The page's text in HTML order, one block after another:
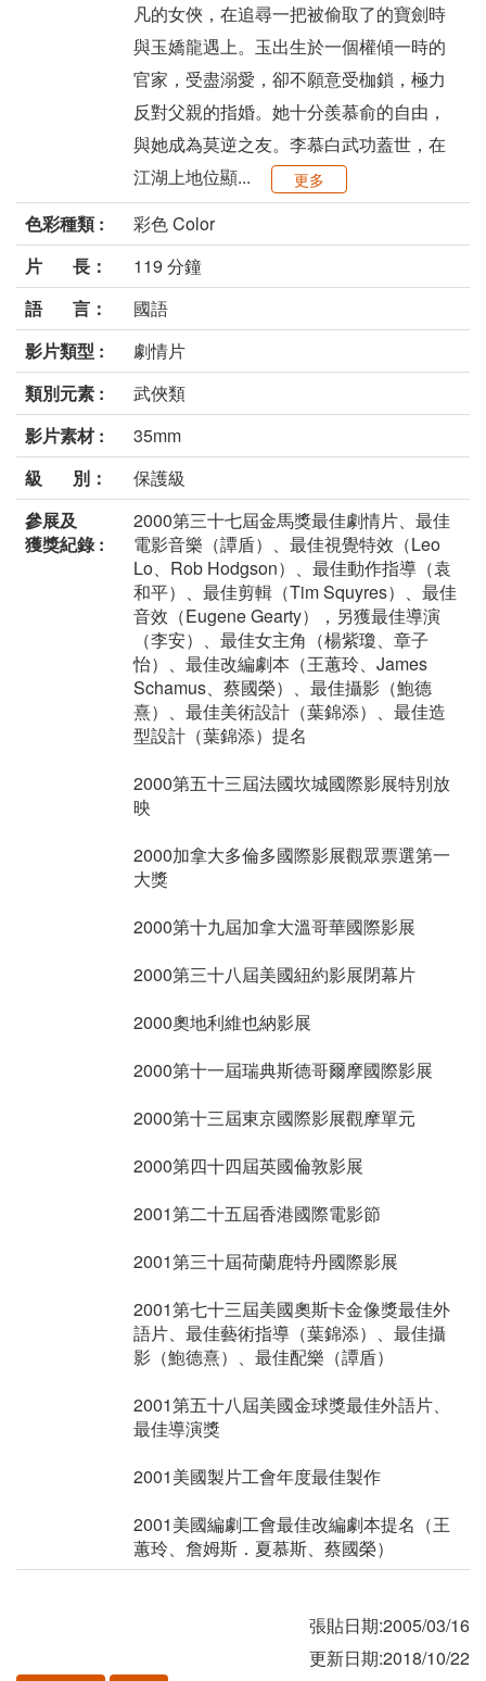
凡的女俠，在追尋一把被偷取了的寶劍時
與玉嬌龍遇上。玉出生於一個權傾一時的
官家，受盡溺愛，卻不願意受枷鎖，極力
反對父親的指婚。她十分羨慕俞的自由，
與她成為莫逆之友。李慕白武功蓋世，在
江湖上地位顯...
更多
色彩種類 :
彩色 Color
片 長：
119 分鐘
語 言：
國語
影片類型 :
劇情片
類別元素 :
武俠類
影片素材 :
35mm
級 別：
保護級
參展及
獲獎紀錄 :
2000第三十七屆金馬獎最佳劇情片、最佳
電影音樂（譚盾）、最佳視覺特效（Leo
Lo、Rob Hodgson）、最佳動作指導（袁
和平）、最佳剪輯（Tim Squyres）、最佳
音效（Eugene Gearty），另獲最佳導演
（李安）、最佳女主角（楊紫瓊、章子
怡）、最佳改編劇本（王蕙玲、James
Schamus、蔡國榮）、最佳攝影（鮑德
熹）、最佳美術設計（葉錦添）、最佳造
型設計（葉錦添）提名
2000第五十三屆法國坎城國際影展特別放
映
2000加拿大多倫多國際影展觀眾票選第一
大獎
2000第十九屆加拿大溫哥華國際影展
2000第三十八屆美國紐約影展閉幕片
2000奧地利維也納影展
2000第十一屆瑞典斯德哥爾摩國際影展
2000第十三屆東京國際影展觀摩單元
2000第四十四屆英國倫敦影展
2001第二十五屆香港國際電影節
2001第三十屆荷蘭鹿特丹國際影展
2001第七十三屆美國奧斯卡金像獎最佳外
語片、最佳藝術指導（葉錦添）、最佳攝
影（鮑德熹）、最佳配樂（譚盾）
2001第五十八屆美國金球獎最佳外語片、
最佳導演獎
2001美國製片工會年度最佳製作
2001美國編劇工會最佳改編劇本提名（王
蕙玲、詹姆斯．夏慕斯、蔡國榮）
張貼日期:2005/03/16
更新日期:2018/10/22